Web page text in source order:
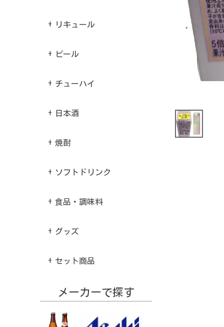
リキュール
ビール
チューハイ
日本酒
焼酎
ソフトドリンク
食品・調味料
グッズ
セット商品
メーカーで探す